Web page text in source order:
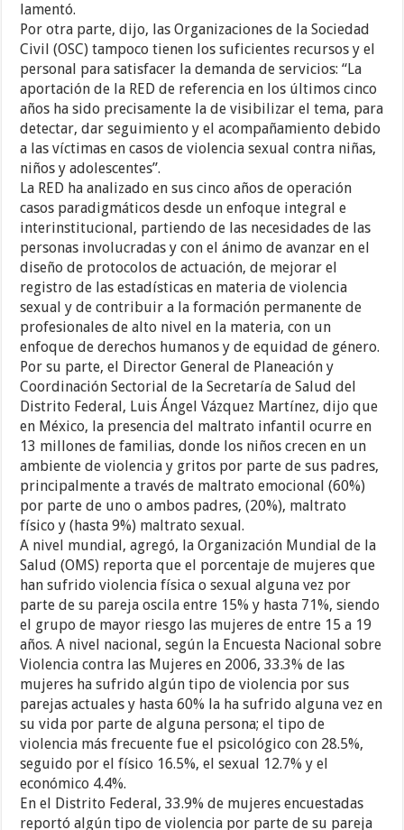
lamentó.
Por otra parte, dijo, las Organizaciones de la Sociedad
Civil (OSC) tampoco tienen los suficientes recursos y el
personal para satisfacer la demanda de servicios: “La
aportación de la RED de referencia en los últimos cinco
años ha sido precisamente la de visibilizar el tema, para
detectar, dar seguimiento y el acompañamiento debido
a las víctimas en casos de violencia sexual contra niñas,
niños y adolescentes”.
La RED ha analizado en sus cinco años de operación
casos paradigmáticos desde un enfoque integral e
interinstitucional, partiendo de las necesidades de las
personas involucradas y con el ánimo de avanzar en el
diseño de protocolos de actuación, de mejorar el
registro de las estadísticas en materia de violencia
sexual y de contribuir a la formación permanente de
profesionales de alto nivel en la materia, con un
enfoque de derechos humanos y de equidad de género.
Por su parte, el Director General de Planeación y
Coordinación Sectorial de la Secretaría de Salud del
Distrito Federal, Luis Ángel Vázquez Martínez, dijo que
en México, la presencia del maltrato infantil ocurre en
13 millones de familias, donde los niños crecen en un
ambiente de violencia y gritos por parte de sus padres,
principalmente a través de maltrato emocional (60%)
por parte de uno o ambos padres, (20%), maltrato
físico y (hasta 9%) maltrato sexual.
A nivel mundial, agregó, la Organización Mundial de la
Salud (OMS) reporta que el porcentaje de mujeres que
han sufrido violencia física o sexual alguna vez por
parte de su pareja oscila entre 15% y hasta 71%, siendo
el grupo de mayor riesgo las mujeres de entre 15 a 19
años. A nivel nacional, según la Encuesta Nacional sobre
Violencia contra las Mujeres en 2006, 33.3% de las
mujeres ha sufrido algún tipo de violencia por sus
parejas actuales y hasta 60% la ha sufrido alguna vez en
su vida por parte de alguna persona; el tipo de
violencia más frecuente fue el psicológico con 28.5%,
seguido por el físico 16.5%, el sexual 12.7% y el
económico 4.4%.
En el Distrito Federal, 33.9% de mujeres encuestadas
reportó algún tipo de violencia por parte de su pareja